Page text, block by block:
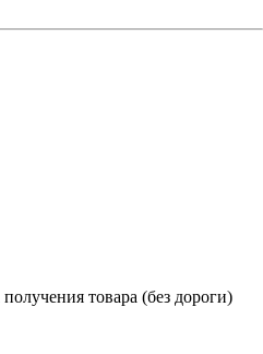
товара (без дороги)